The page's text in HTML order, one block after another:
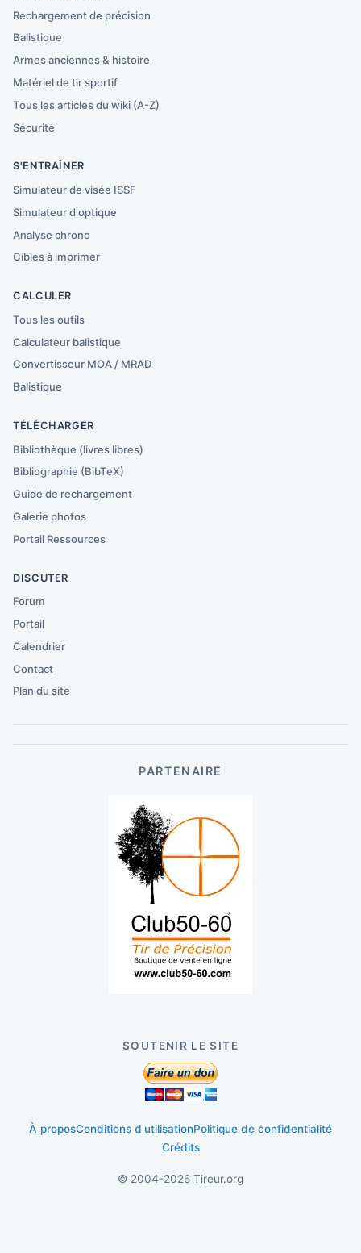
Rechargement de précision
Balistique
Armes anciennes & histoire
Matériel de tir sportif
Tous les articles du wiki (A-Z)
Sécurité
S'ENTRAÎNER
Simulateur de visée ISSF
Simulateur d'optique
Analyse chrono
Cibles à imprimer
CALCULER
Tous les outils
Calculateur balistique
Convertisseur MOA / MRAD
Balistique
TÉLÉCHARGER
Bibliothèque (livres libres)
Bibliographie (BibTeX)
Guide de rechargement
Galerie photos
Portail Ressources
DISCUTER
Forum
Portail
Calendrier
Contact
Plan du site
PARTENAIRE
SOUTENIR LE SITE
À proposConditions d'utilisationPolitique de confidentialité
Crédits
© 2004-2026 Tireur.org